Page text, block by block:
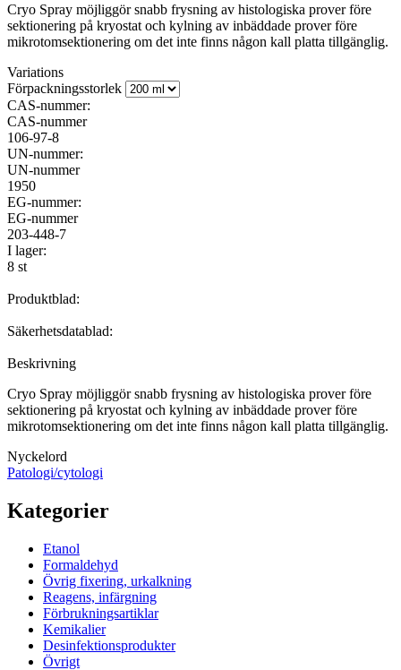
Cryo Spray möjliggör snabb frysning av histologiska prover före
sektionering på kryostat och kylning av inbäddade prover före
mikrotomsektionering om det inte finns någon kall platta tillgänglig.
Variations
Förpackningsstorlek
CAS-nummer:
CAS-nummer
106-97-8
UN-nummer:
UN-nummer
1950
EG-nummer:
EG-nummer
203-448-7
I lager:
8 st
Produktblad:
Säkerhetsdatablad:
Beskrivning
Cryo Spray möjliggör snabb frysning av histologiska prover före
sektionering på kryostat och kylning av inbäddade prover före
mikrotomsektionering om det inte finns någon kall platta tillgänglig.
Nyckelord
Patologi/cytologi
Kategorier
Etanol
Formaldehyd
Övrig fixering, urkalkning
Reagens, infärgning
Förbrukningsartiklar
Kemikalier
Desinfektionsprodukter
Övrigt